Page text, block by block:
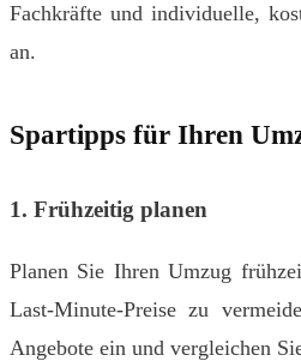
Fachkräfte und individuelle,
an.
Spartipps für Ihren
1. Frühzeitig planen
Planen Sie Ihren Umzug
Last-Minute-Preise zu
Angebote ein und vergleichen